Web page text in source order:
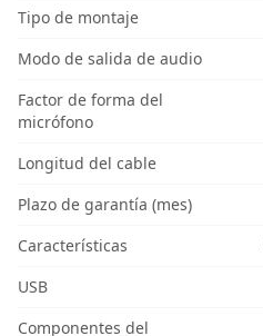
Tipo de montaje
Modo de salida de audio
Factor de forma del
micrófono
Longitud del cable
Plazo de garantía (mes)
Características
USB
Componentes del